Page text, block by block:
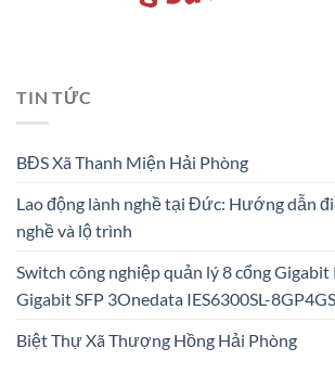
TIN TỨC
BĐS Xã Thanh Miện Hải Phòng
Lao động lành nghề tại Đức: Hướng dẫn
nghề và lộ trình
Switch công nghiệp quản lý 8 cổng Gigabit
Gigabit SFP 3Onedata IES6300SL-
Biệt Thự Xã Thượng Hồng Hải Phòng